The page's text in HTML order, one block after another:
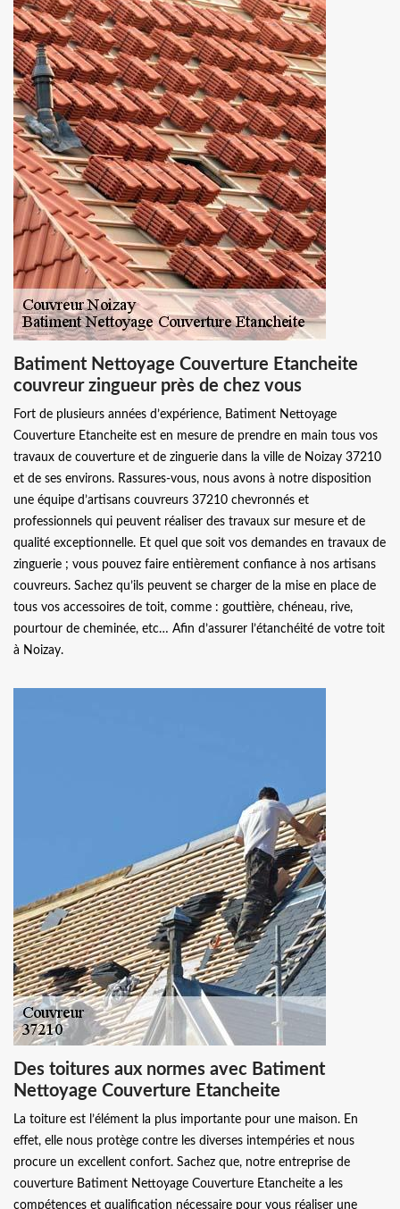
Batiment Nettoyage Couverture Etancheite
couvreur zingueur près de chez vous
Fort de plusieurs années d’expérience, Batiment Nettoyage
Couverture Etancheite est en mesure de prendre en main tous vos
travaux de couverture et de zinguerie dans la ville de Noizay 37210
et de ses environs. Rassures-vous, nous avons à notre disposition
une équipe d’artisans couvreurs 37210 chevronnés et
professionnels qui peuvent réaliser des travaux sur mesure et de
qualité exceptionnelle. Et quel que soit vos demandes en travaux de
zinguerie ; vous pouvez faire entièrement confiance à nos artisans
couvreurs. Sachez qu’ils peuvent se charger de la mise en place de
tous vos accessoires de toit, comme : gouttière, chéneau, rive,
pourtour de cheminée, etc… Afin d’assurer l’étanchéité de votre toit
à Noizay.
Des toitures aux normes avec Batiment
Nettoyage Couverture Etancheite
La toiture est l’élément la plus importante pour une maison. En
effet, elle nous protège contre les diverses intempéries et nous
procure un excellent confort. Sachez que, notre entreprise de
couverture Batiment Nettoyage Couverture Etancheite a les
compétences et qualification nécessaire pour vous réaliser une